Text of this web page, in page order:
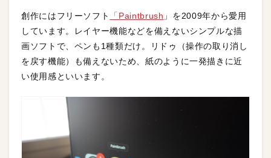
創作にはフリーソフト 「Paintbrush 」を2009年から愛用
しています。レイヤー機能などを備えないシンプルな描
画ソフトで、ペンも1種類だけ。リドゥ（操作の取り消し
を戻す機能）も備えないため、紙のように一発描きに近
い使用感といいます。